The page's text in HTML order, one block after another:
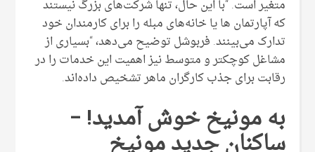
متغیر است. “با این حال، تنها شرکت‌های بزرگ نیستند
که آپارتمان ها یا خانه‌های مبله را برای کارمندان خود
تدارک می‌بینند. فربوشل توضیح می‌دهد، “بسیاری از
مشاغل کوچکتر و متوسط نیز اهمیت این خدمات را در
رقابت برای جذب کارگران ماهر تشخیص داده‌اند.
به مونیخ خوش آمدید! –